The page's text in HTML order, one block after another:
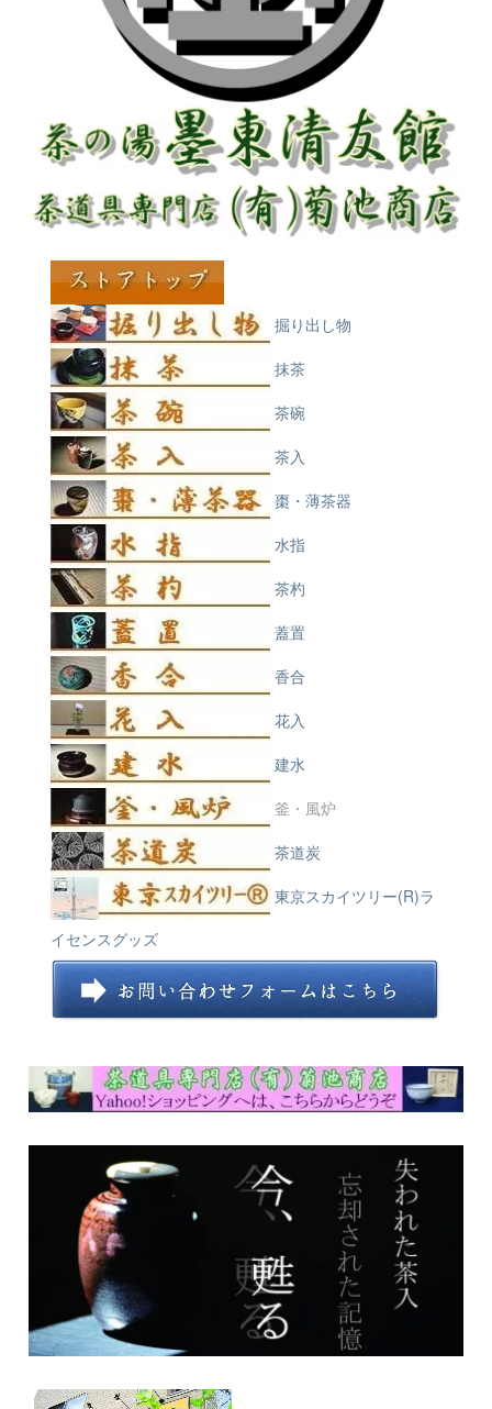
掘り出し物
抹茶
茶碗
茶入
棗・薄茶器
水指
茶杓
蓋置
香合
花入
建水
釜・風炉
茶道炭
東京スカイツリー(R)ラ
イセンスグッズ